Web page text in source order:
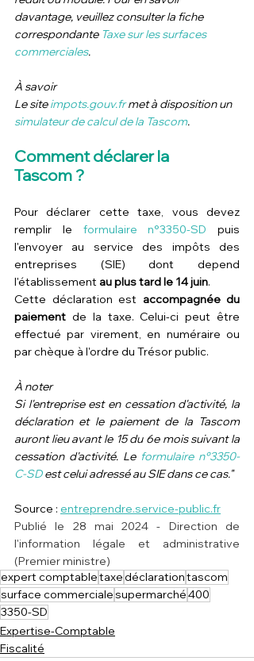
davantage, veuillez consulter la fiche
correspondante Taxe sur les surfaces
commerciales.
À savoir
Le site impots.gouv.fr met à disposition un
simulateur de calcul de la Tascom.
Comment déclarer la
Tascom ?
Pour déclarer cette taxe, vous devez
remplir le formulaire n°3350-SD puis
l'envoyer au service des impôts des
entreprises (SIE) dont depend
l'établissement au plus tard le 14 juin.
Cette déclaration est accompagnée du
paiement de la taxe. Celui-ci peut être
effectué par virement, en numéraire ou
par chèque à l'ordre du Trésor public.
À noter
Si l'entreprise est en cessation d'activité, la
déclaration et le paiement de la Tascom
auront lieu avant le 15 du 6e mois suivant la
cessation d'activité. Le formulaire n°3350-
C-SD est celui adressé au SIE dans ce cas."
Source : entreprendre.service-public.fr
Publié le 28 mai 2024 - Direction de
l'information légale et administrative
(Premier ministre)
expert comptabletaxedéclarationtascom
surface commercialesupermarché400
3350-SD
Expertise-Comptable
Fiscalité